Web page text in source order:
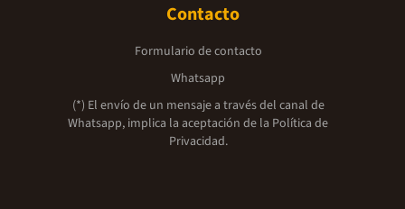
Contacto
Formulario de contacto
Whatsapp
(*) El envío de un mensaje a través del canal de
Whatsapp, implica la aceptación de la Política de
Privacidad.